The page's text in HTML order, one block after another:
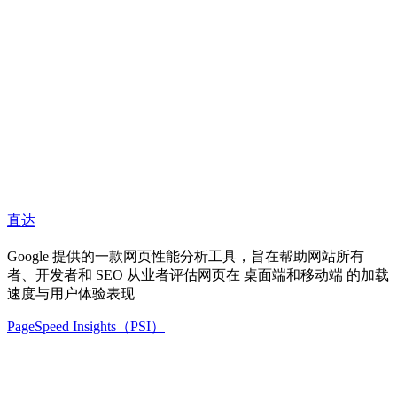
直达
Google 提供的一款网页性能分析工具，旨在帮助网站所有
者、开发者和 SEO 从业者评估网页在 桌面端和移动端 的加载
速度与用户体验表现
PageSpeed Insights（PSI）